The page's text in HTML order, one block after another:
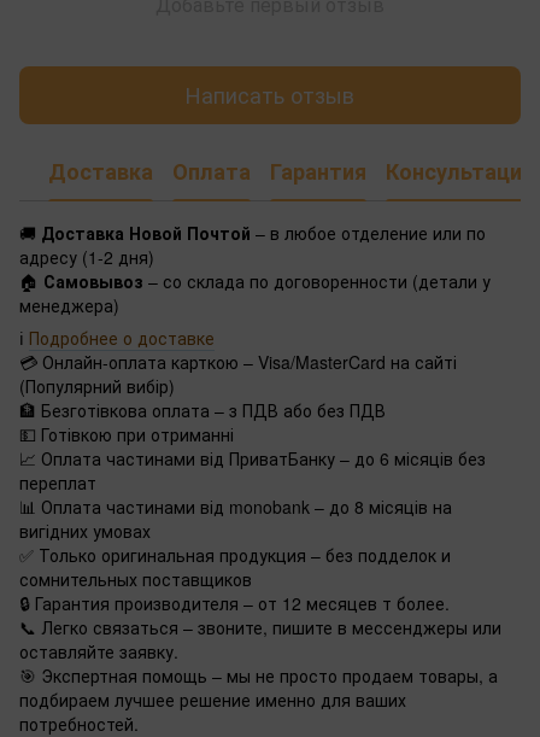
Написать отзыв
Доставка Оплата Гарантия Консультация
🚚 Доставка Новой Почтой – в любое отделение или по
адресу (1-2 дня)
🏠 Самовывоз – со склада по договоренности (детали у
менеджера)
ℹ️ Подробнее о доставке
💳 Онлайн-оплата карткою – Visa/MasterCard на сайті
(Популярний вибір)
🏦 Безготівкова оплата – з ПДВ або без ПДВ
💵 Готівкою при отриманні
📈 Оплата частинами від ПриватБанку – до 6 місяців без
переплат
📊 Оплата частинами від monobank – до 8 місяців на
вигідних умовах
✅ Только оригинальная продукция – без подделок и
сомнительных поставщиков
🔒 Гарантия производителя – от 12 месяцев т более.
📞 Легко связаться – звоните, пишите в мессенджеры или
оставляйте заявку.
🎯 Экспертная помощь – мы не просто продаем товары, а
подбираем лучшее решение именно для ваших
потребностей.